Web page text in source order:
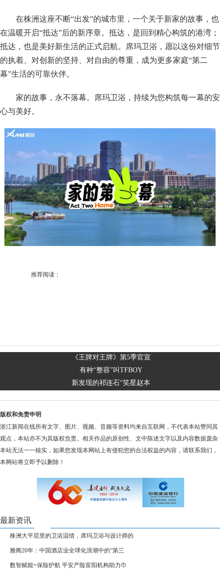
在株洲这座不断“出发”的城市里，一个关于新家的故事，也
在温暖开启“抵达”后的新序章。抵达，是回到精心构筑的港湾；
抵达，也是美好新生活的正式启航。席玛卫浴，愿以这份对细节
的执着、对创新的坚持、对自由的尊重，成为更多家庭“第二
幕”生活的可靠伙伴。
家的故事，永不落幕。席玛卫浴，持续为您构筑每一幕的安
心与美好。
推荐阅读：
《王牌对王牌》第5季官宣
有种“整容”叫TFBOY
新发现的祁连石“笑星赵本
版权和免责申明
浙江新闻在线所有文字、图片、视频、音频等资料均来自互联网，不代表本站赞同其
观点，本站亦不为其版权负责。相关作品的原创性、文中陈述文字以及内容数据庞杂
本站无法一一核实，如果您发现本网站上有侵犯您的合法权益的内容，请联系我们，
本网站将立即予以删除！
最新资讯
株洲大平层里的卫浴温情，席玛卫浴与设计师的
雅阁20年：中国酒店业全球化浪潮中的“第三
数智赋能+保险护航 平安产险富阳机构助力巾